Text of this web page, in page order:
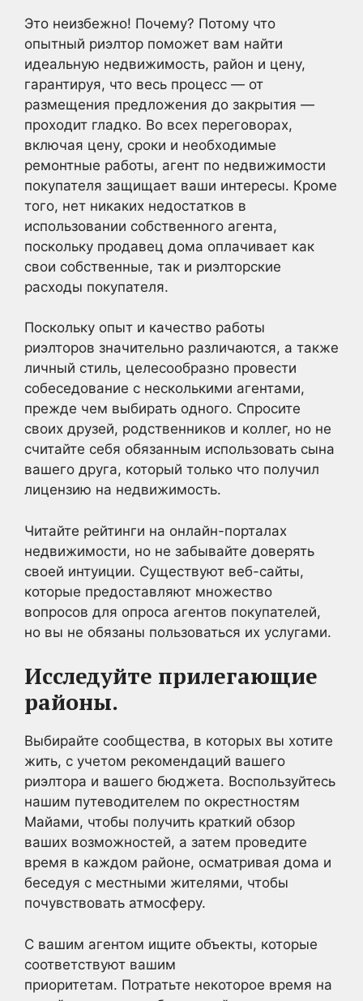
Это неизбежно! Почему? Потому что
опытный риэлтор поможет вам найти
идеальную недвижимость, район и цену,
гарантируя, что весь процесс — от
размещения предложения до закрытия —
проходит гладко. Во всех переговорах,
включая цену, сроки и необходимые
ремонтные работы, агент по недвижимости
покупателя защищает ваши интересы. Кроме
того, нет никаких недостатков в
использовании собственного агента,
поскольку продавец дома оплачивает как
свои собственные, так и риэлторские
расходы покупателя.
Поскольку опыт и качество работы
риэлторов значительно различаются, а также
личный стиль, целесообразно провести
собеседование с несколькими агентами,
прежде чем выбирать одного. Спросите
своих друзей, родственников и коллег, но не
считайте себя обязанным использовать сына
вашего друга, который только что получил
лицензию на недвижимость.
Читайте рейтинги на онлайн-порталах
недвижимости, но не забывайте доверять
своей интуиции. Существуют веб-сайты,
которые предоставляют множество
вопросов для опроса агентов покупателей,
но вы не обязаны пользоваться их услугами.
Исследуйте прилегающие
районы.
Выбирайте сообщества, в которых вы хотите
жить, с учетом рекомендаций вашего
риэлтора и вашего бюджета. Воспользуйтесь
нашим путеводителем по окрестностям
Майами, чтобы получить краткий обзор
ваших возможностей, а затем проведите
время в каждом районе, осматривая дома и
беседуя с местными жителями, чтобы
почувствовать атмосферу.
С вашим агентом ищите объекты, которые
соответствуют вашим
приоритетам. Потратьте некоторое время на